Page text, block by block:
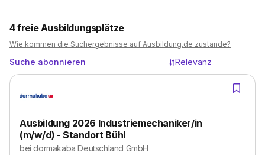
4freie Ausbildungsplätze
Wie kommen die Suchergebnisse auf Ausbildung.de zustande?
Suche abonnieren Relevanz
Ausbildung 2026 Industriemechaniker/in
(m/w/d) - Standort Bühl
beidormakaba Deutschland GmbH